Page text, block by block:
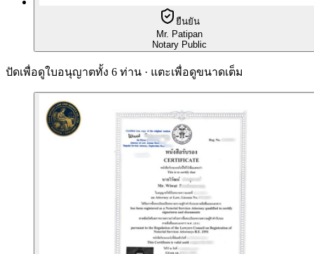
ยืนยัน
Mr. Patipan
Notary Public
ปัดเพื่อดูใบอนุญาตทั้ง 6 ท่าน · แตะเพื่อดูขนาดเต็ม